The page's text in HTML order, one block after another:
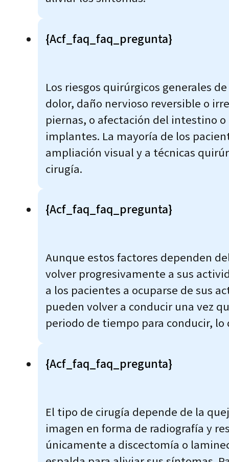
{acf_faq_faq_pregunta}
Los riesgos quirúrgicos generales
dolor, daño nervioso reversible o
piernas, o afectación del intestino
implantes. La mayoría de los
ampliación visual y a técnicas
cirugía.
{acf_faq_faq_pregunta}
Aunque estos factores dependen
volver progresivamente a sus
a los pacientes a ocuparse de sus
pueden volver a conducir una vez
periodo de tiempo para conducir,
{acf_faq_faq_pregunta}
El tipo de cirugía depende de la
imagen en forma de radiografía y
únicamente a discectomía o